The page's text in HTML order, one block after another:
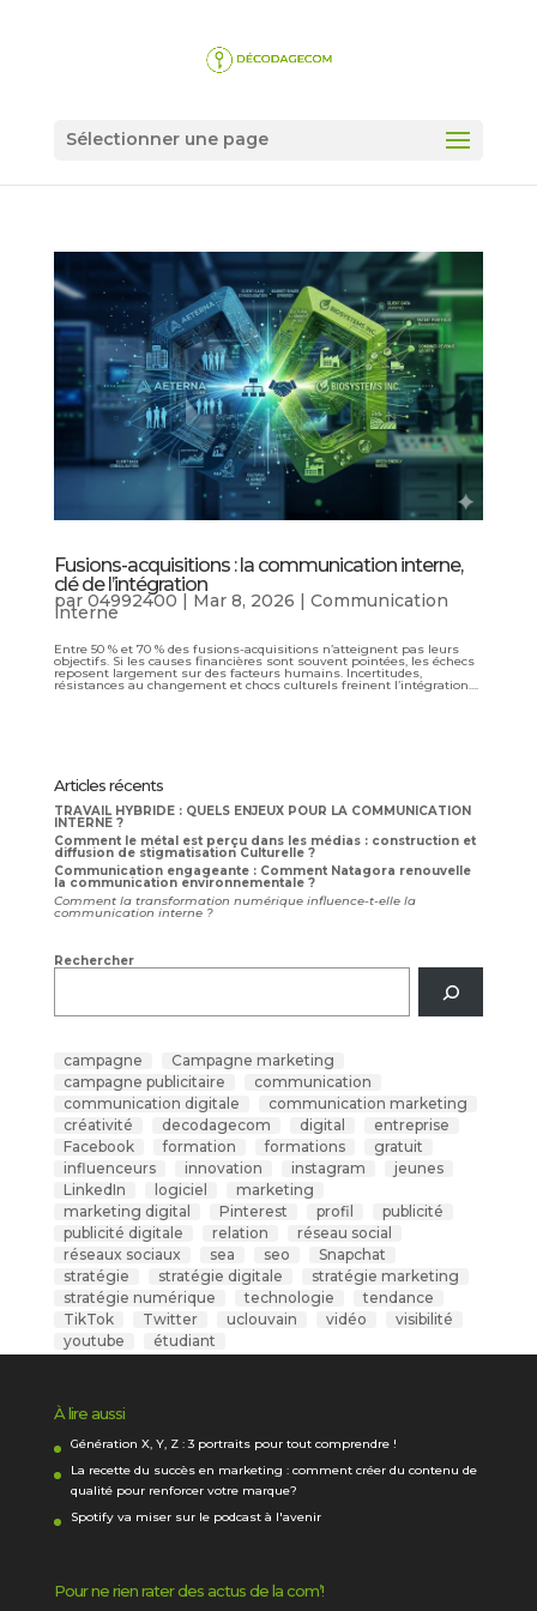
Sélectionner une page
Fusions-acquisitions : la communication interne,
clé de l’intégration
par 04992400 | Mar 8, 2026 | Communication
interne
Entre 50 % et 70 % des fusions-acquisitions n’atteignent pas leurs
objectifs. Si les causes financières sont souvent pointées, les échecs
reposent largement sur des facteurs humains. Incertitudes,
résistances au changement et chocs culturels freinent l’intégration....
Articles récents
TRAVAIL HYBRIDE : QUELS ENJEUX POUR LA COMMUNICATION
INTERNE ?
Comment le métal est perçu dans les médias : construction et
diffusion de stigmatisation Culturelle ?
Communication engageante : Comment Natagora renouvelle
la communication environnementale ?
Comment la transformation numérique influence-t-elle la
communication interne ?
Rechercher
campagne
Campagne marketing
campagne publicitaire
communication
communication digitale
communication marketing
créativité
decodagecom digital
entreprise
Facebook
formation formations
gratuit
influenceurs
innovation instagram
jeunes
LinkedIn
logiciel
marketing
marketing digital
Pinterest profil
publicité
publicité digitale
relation
réseau social
réseaux sociaux
sea seo
Snapchat
stratégie
stratégie digitale
stratégie marketing
stratégie numérique
technologie
tendance
TikTok
Twitter uclouvain vidéo
visibilité
youtube
étudiant
À lire aussi
Génération X, Y, Z : 3 portraits pour tout comprendre !
La recette du succès en marketing : comment créer du contenu de
qualité pour renforcer votre marque?
Spotify va miser sur le podcast à l'avenir
Pour ne rien rater des actus de la com’!